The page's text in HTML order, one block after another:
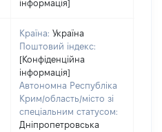
інформація]
Країна: Україна
Поштовий індекс:
[Конфіденційна
інформація]
Автономна Республіка
Крим/область/місто зі
спеціальним статусом:
Дніпропетровська